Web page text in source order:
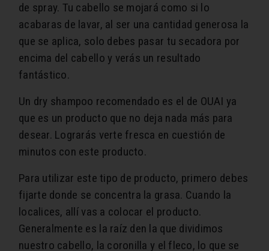
de spray. Tu cabello se mojará como si lo
acabaras de lavar, al ser una cantidad generosa la
que se aplica, solo debes pasar tu secadora por
encima del cabello y verás un resultado
fantástico.
Un dry shampoo recomendado es el de OUAI ya
que es un producto que no deja nada más para
desear. Lograrás verte fresca en cuestión de
minutos con este producto.
Para utilizar este tipo de producto, primero debes
fijarte donde se concentra la grasa. Cuando la
localices, allí vas a colocar el producto.
Generalmente es la raíz den la que dividimos
nuestro cabello, la coronilla y el fleco, lo que se